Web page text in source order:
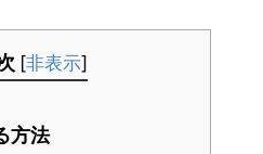
[非表示]
方法